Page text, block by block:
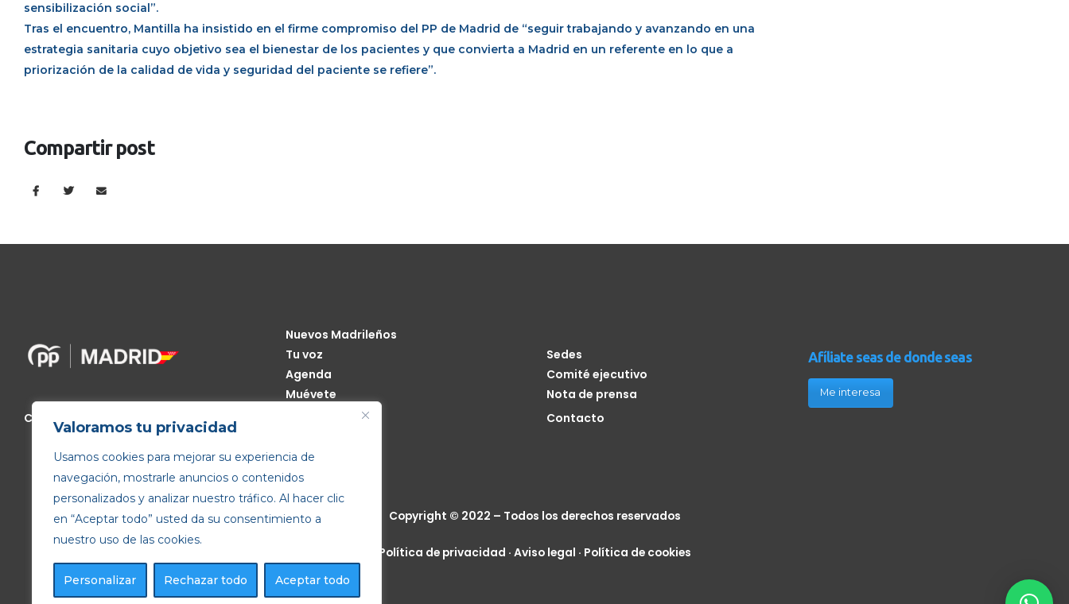
Valoramos tu privacidad
Usamos cookies para mejorar su experiencia de
navegación, mostrarle anuncios o contenidos
personalizados y analizar nuestro tráfico. Al hacer clic
en “Aceptar todo” usted da su consentimiento a
nuestro uso de las cookies.
Personalizar Rechazar todo Aceptar todo
sensibilización social”.
Tras el encuentro, Mantilla ha insistido en el firme compromiso del PP de Madrid de “seguir trabajando y avanzando en una
estrategia sanitaria cuyo objetivo sea el bienestar de los pacientes y que convierta a Madrid en un referente en lo que a
priorización de la calidad de vida y seguridad del paciente se refiere”.
Compartir post
Calle de Génova, 13, 28004 Madrid
Nuevos Madrileños
Tu voz
Agenda
Muévete
Sedes
Comité ejecutivo
Nota de prensa
Contacto
Afíliate seas de donde seas
Me interesa
Copyright © 2022 – Todos los derechos reservados
Política de privacidad · Aviso legal · Política de cookies